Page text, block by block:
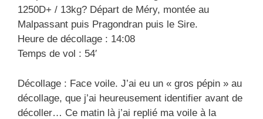
1250D+ / 13kg? Départ de Méry, montée au
Malpassant puis Pragondran puis le Sire.
Heure de décollage : 14:08
Temps de vol : 54′
Décollage : Face voile. J’ai eu un « gros pépin » au
décollage, que j’ai heureusement identifier avant de
décoller… Ce matin là j’ai replié ma voile à la